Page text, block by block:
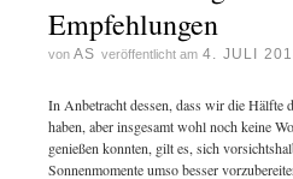
Empfehlungen
von AS veröffentlicht am 4. JULI
In Anbetracht dessen, dass wir die Hälfte
haben, aber insgesamt wohl noch keine
genießen konnten, gilt es, sich
Sonnenmomente umso besser